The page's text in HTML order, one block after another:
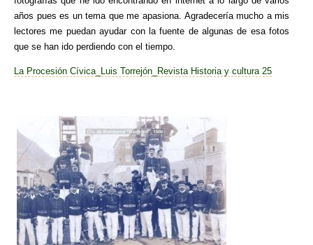
años pues es un tema que me apasiona. Agradecería mucho a mis
lectores me puedan ayudar con la fuente de algunas de esa fotos
que se han ido perdiendo con el tiempo.
La Procesión Cívica_Luis Torrejón_Revista Historia y cultura 25